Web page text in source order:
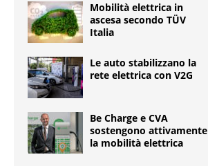
Mobilità elettrica in
ascesa secondo TÜV
Italia
Le auto stabilizzano la
rete elettrica con V2G
Be Charge e CVA
sostengono attivamente
la mobilità elettrica